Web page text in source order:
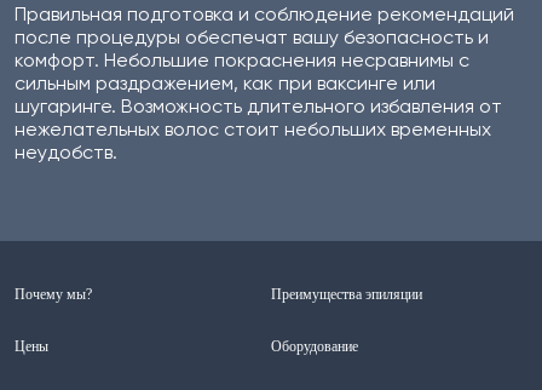
Правильная подготовка и соблюдение рекомендаций
после процедуры обеспечат вашу безопасность и
комфорт. Небольшие покраснения несравнимы с
сильным раздражением, как при ваксинге или
шугаринге. Возможность длительного избавления от
нежелательных волос стоит небольших временных
неудобств.
Почему мы? Преимущества эпиляции
Цены Оборудование